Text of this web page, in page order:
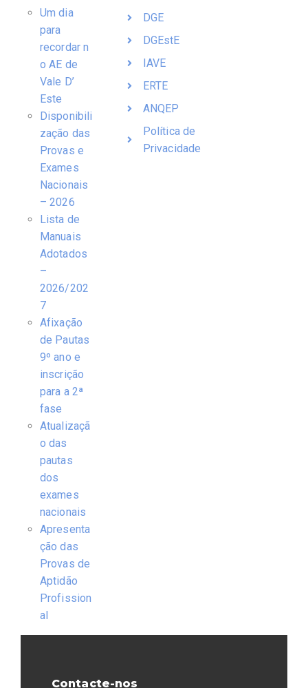
Um dia
para
recordar n
o AE de
Vale D’
Este
Disponibili
zação das
Provas e
Exames
Nacionais
– 2026
Lista de
Manuais
Adotados
–
2026/202
7
Afixação
de Pautas
9º ano e
inscrição
para a 2ª
fase
Atualizaçã
o das
pautas
dos
exames
nacionais
Apresenta
ção das
Provas de
Aptidão
Profission
al
DGE
DGEstE
IAVE
ERTE
ANQEP
Política de
Privacidade
Contacte-nos